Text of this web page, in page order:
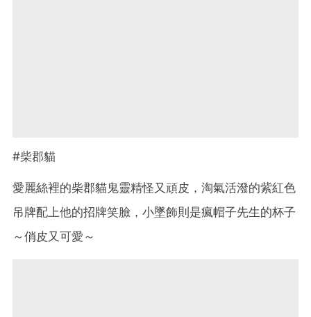
#柴郡貓
愛麗絲裡的柴郡貓鬼靈精怪又頑皮，淘氣活潑的紫紅色
吊牌配上他的招牌笑臉，小墜飾則是瘋帽子先生的杯子
～俏皮又可愛～